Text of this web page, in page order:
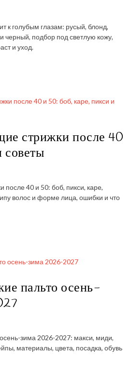
к голубым глазам: русый, блонд,
черный, подбор под светлую кожу,
и уход.
стрижки после 40
40 и 50: боб, пикси, каре,
волос и форме лица, ошибки и что
пальто осень-
зима 2026-2027: макси, миди,
материалы, цвета, посадка, обувь